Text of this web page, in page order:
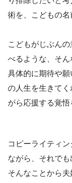
術を、こどもの名
こどもがじぶん
べるような、そん
具体的に期待や
の人生を生きて
がら応援する覚悟
コピーライティ
ながら、それでも
そんなことから